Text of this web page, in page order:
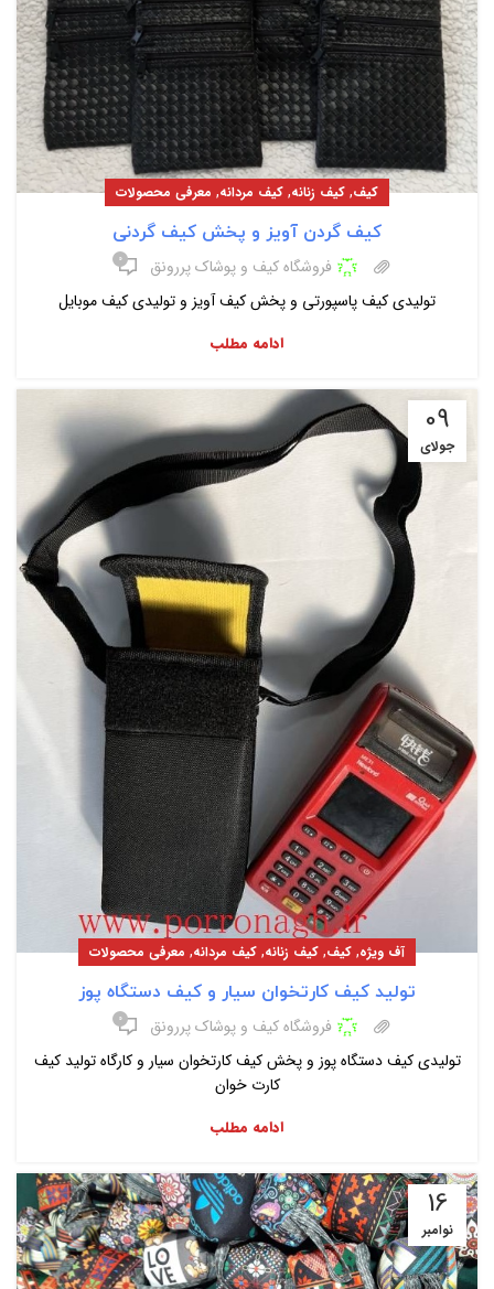
کیف, کیف زنانه, کیف مردانه, معرفی محصولات
کیف گردن آویز و پخش کیف گردنی
فروشگاه کیف و پوشاک پررونق ۰
تولیدی کیف پاسپورتی و پخش کیف آویز و تولیدی کیف موبایل
ادامه مطلب
09
جولای
آف ویژه, کیف, کیف زنانه, کیف مردانه, معرفی محصولات
تولید کیف کارتخوان سیار و کیف دستگاه پوز
فروشگاه کیف و پوشاک پررونق ۰
تولیدی کیف دستگاه پوز و پخش کیف کارتخوان سیار و کارگاه تولید کیف
کارت خوان
ادامه مطلب
16
نوامبر